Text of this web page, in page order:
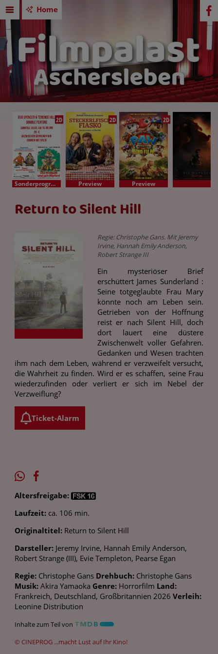
Home
2D
Sonderprogramm
2D
Preview
2D
Preview
Return to Silent Hill
Regie: Christophe Gans. Mit Jeremy
Irvine, Hannah Emily Anderson,
Robert Strange III
Ein mysteriöser Brief
erschüttert James Sunderland :
Seine totgeglaubte Frau Mary
könnte noch am Leben sein.
Getrieben von der Hoffnung
reist er nach Silent Hill, doch
dort lauert eine düstere
Zwischenwelt voller Gefahren.
Gedanken und Wesen trachten
ihm nach dem Leben, während er verzweifelt versucht,
die Wahrheit zu finden. Wird er es schaffen, seine Frau
wiederzufinden oder verliert er sich im Nebel der
Verzweiflung?
Ticket-Alarm
Altersfreigabe:
Laufzeit: ca. 106 min.
Originaltitel: Return to Silent Hill
Darsteller: Jeremy Irvine, Hannah Emily Anderson,
Robert Strange (III), Evie Templeton, Pearse Egan
Regie: Christophe Gans Drehbuch: Christophe Gans
Musik: Akira Yamaoka Genre: Horrorfilm Land:
Frankreich, Deutschland, Großbritannien 2026 Verleih:
Leonine Distribution
Inhalte zum Teil von
© CINEPROG ...macht Lust auf Ihr Kino!